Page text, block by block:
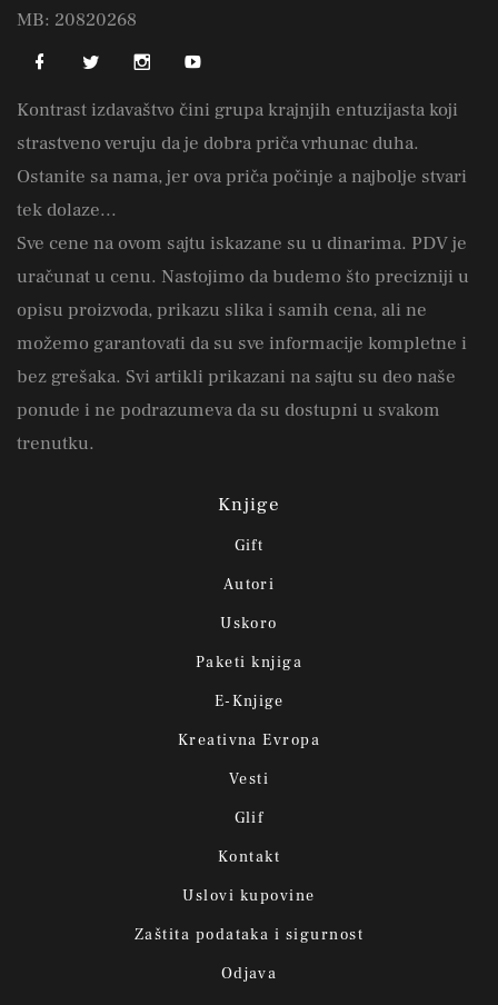
MB: 20820268
Kontrast izdavaštvo čini grupa krajnjih entuzijasta koji
strastveno veruju da je dobra priča vrhunac duha.
Ostanite sa nama, jer ova priča počinje a najbolje stvari
tek dolaze...
Sve cene na ovom sajtu iskazane su u dinarima. PDV je
uračunat u cenu. Nastojimo da budemo što precizniji u
opisu proizvoda, prikazu slika i samih cena, ali ne
možemo garantovati da su sve informacije kompletne i
bez grešaka. Svi artikli prikazani na sajtu su deo naše
ponude i ne podrazumeva da su dostupni u svakom
trenutku.
Knjige
Gift
Autori
Uskoro
Paketi knjiga
E-Knjige
Kreativna Evropa
Vesti
Glif
Kontakt
Uslovi kupovine
Zaštita podataka i sigurnost
Odjava